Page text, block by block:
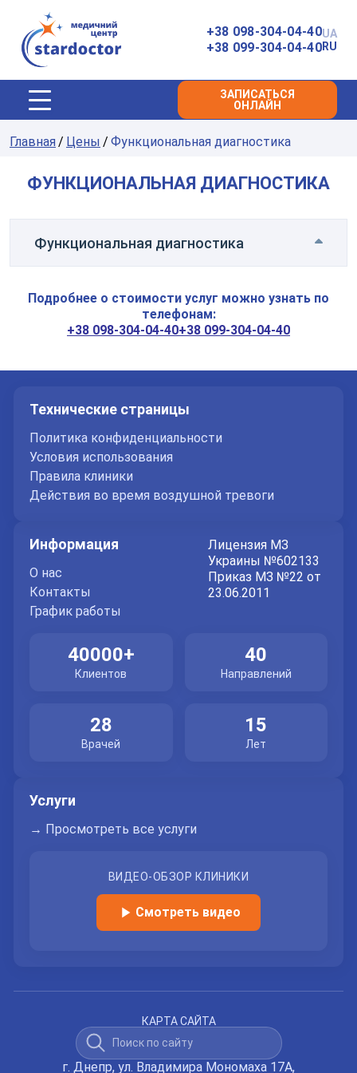
Главная
+38 098-304-04-40
+38 099-304-04-40
UA
RU
ЗАПИСАТЬСЯ
ОНЛАЙН
Главная Цены Функциональная диагностика
ФУНКЦИОНАЛЬНАЯ ДИАГНОСТИКА
Функциональная диагностика
Электрокардиограмма
250 грн
Заказать
услугу
холтер
800
Спирометрия
входит в стоимость консультации
пульмонолога
Урофлоуметрия
Заказать
услугу
Подробнее о стоимости услуг можно узнать по
телефонам:
+38 098-304-04-40+38 099-304-04-40
Технические страницы
Политика конфиденциальности
Условия использования
Правила клиники
Действия во время воздушной тревоги
Информация
О нас
Контакты
График работы
Лицензия МЗ
Украины №602133
Приказ МЗ №22 от
23.06.2011
40000+
Клиентов
40
Направлений
28
Врачей
15
Лет
Услуги
→ Просмотреть все услуги
ВИДЕО-ОБЗОР КЛИНИКИ
Смотреть видео
КАРТА САЙТА
г. Днепр, ул. Владимира Мономаха 17А,
Оставьте ваши контактные
данные
персональных данных.
Спасибо!
Мы получили ваше обращение.
Оператор позвонит Вам в ближайшее